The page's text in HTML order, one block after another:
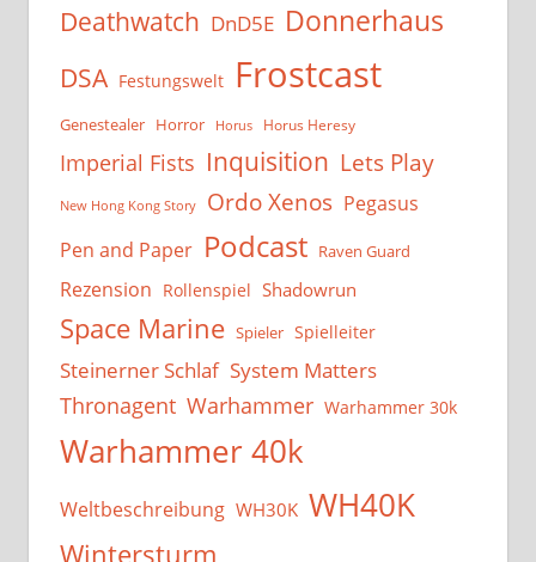
Deathwatch DnD5E Donnerhaus
DSA Festungswelt Frostcast
Genestealer Horror Horus Horus Heresy
Imperial Fists Inquisition Lets Play
New Hong Kong Story Ordo Xenos Pegasus
Pen and Paper Podcast Raven Guard
Rezension Rollenspiel Shadowrun
Space Marine Spieler Spielleiter
Steinerner Schlaf System Matters
Thronagent Warhammer Warhammer 30k
Warhammer 40k
Weltbeschreibung WH30K WH40K
Wintersturm